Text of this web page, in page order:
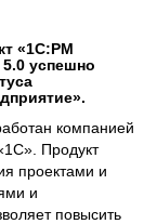
«1С:PM
успешно
компанией
Продукт
проектами и
и
повысить